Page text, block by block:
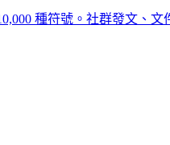
種符號。社群發文、文